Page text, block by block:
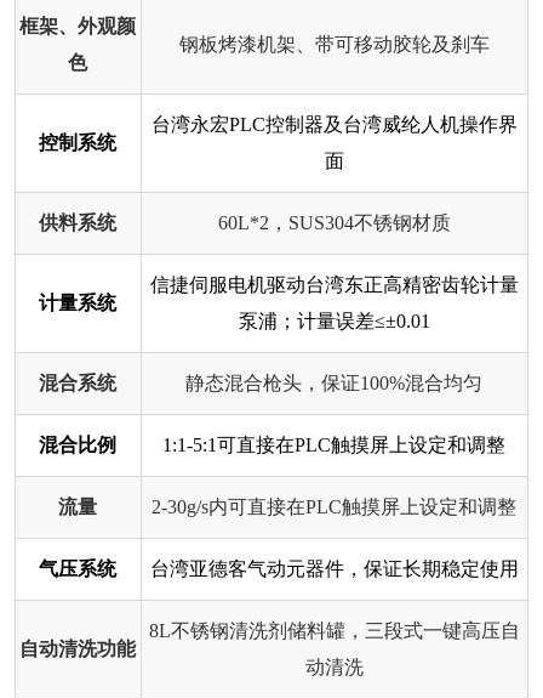
框架、外观颜
色
钢板烤漆机架、带可移动胶轮及刹车
控制系统
台湾永宏PLC控制器及台湾威纶人机操作界
面
供料系统 60L*2，SUS304不锈钢材质
计量系统
信捷伺服电机驱动台湾东正高精密齿轮计量
泵浦；计量误差≤±0.01
混合系统 静态混合枪头，保证100%混合均匀
混合比例 1:1-5:1可直接在PLC触摸屏上设定和调整
流量 2-30g/s内可直接在PLC触摸屏上设定和调整
气压系统 台湾亚德客气动元器件，保证长期稳定使用
自动清洗功能
8L不锈钢清洗剂储料罐，三段式一键高压自
动清洗